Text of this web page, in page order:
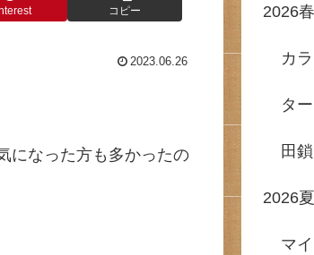
コピー
2023.06.26
になった方も多かったの
2026
カ
タ
田
2026
マ